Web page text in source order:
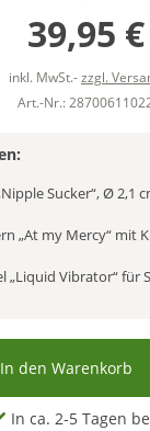
39,95 €
inkl. MwSt.-zzgl.
Art.-Nr.:
Sucker“, Ø 2,1
„At my Mercy“ mit
„Liquid Vibrator“ für
In den Warenkorb
In ca. 2-5 Tagen